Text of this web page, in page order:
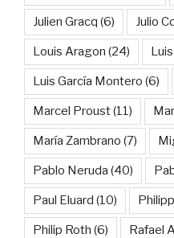
Julien Gracq (6) Julio
Louis Aragon (24)
Luis García Montero (6)
Marcel Proust(11)
María Zambrano (7)
Pablo Neruda (40)
Paul Eluard (10)
Philip Roth (6) Rafael